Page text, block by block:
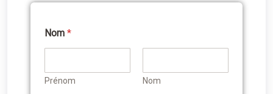
c
e
t
é
Nom *
Prénom Nom